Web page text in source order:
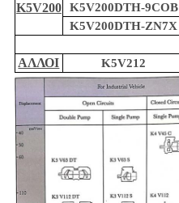
K5V200
K5V200DTH-9COB
K5V200DTH-ZN7X
ΑΛΛΟΙ K5V212